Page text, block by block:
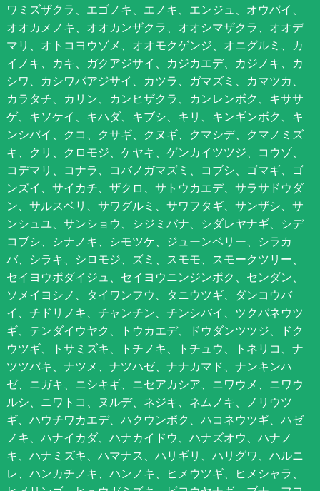
ワミズザクラ、エゴノキ、エノキ、エンジュ、オウバイ、
オオカメノキ、オオカンザクラ、オオシマザクラ、オオデ
マリ、オトコヨウゾメ、オオモクゲンジ、オニグルミ、カ
イノキ、カキ、ガクアジサイ、カジカエデ、カジノキ、カ
シワ、カシワバアジサイ、カツラ、ガマズミ、カマツカ、
カラタチ、カリン、カンヒザクラ、カンレンボク、キササ
ゲ、キソケイ、キハダ、キブシ、キリ、キンギンボク、キ
ンシバイ、クコ、クサギ、クヌギ、クマシデ、クマノミズ
キ、クリ、クロモジ、ケヤキ、ゲンカイツツジ、コウゾ、
コデマリ、コナラ、コバノガマズミ、コブシ、ゴマギ、ゴ
ンズイ、サイカチ、ザクロ、サトウカエデ、サラサドウダ
ン、サルスベリ、サワグルミ、サワフタギ、サンザシ、サ
ンシュユ、サンショウ、シジミバナ、シダレヤナギ、シデ
コブシ、シナノキ、シモツケ、ジューンベリー、シラカ
バ、シラキ、シロモジ、ズミ、スモモ、スモークツリー、
セイヨウボダイジュ、セイヨウニンジンボク、センダン、
ソメイヨシノ、タイワンフウ、タニウツギ、ダンコウバ
イ、チドリノキ、チャンチン、チンシバイ、ツクバネウツ
ギ、テンダイウヤク、トウカエデ、ドウダンツツジ、ドク
ウツギ、トサミズキ、トチノキ、トチュウ、トネリコ、ナ
ツツバキ、ナツメ、ナツハゼ、ナナカマド、ナンキンハ
ゼ、ニガキ、ニシキギ、ニセアカシア、ニワウメ、ニワウ
ルシ、ニワトコ、ヌルデ、ネジキ、ネムノキ、ノリウツ
ギ、ハウチワカエデ、ハクウンボク、ハコネウツギ、ハゼ
ノキ、ハナイカダ、ハナカイドウ、ハナズオウ、ハナノ
キ、ハナミズキ、ハマナス、ハリギリ、ハリグワ、ハルニ
レ、ハンカチノキ、ハンノキ、ヒメウツギ、ヒメシャラ、